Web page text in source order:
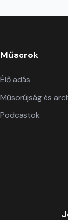
Műsorok
Élő adás
Műsorújság és
Podcastok